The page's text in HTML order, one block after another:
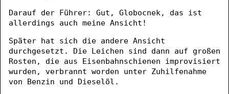
Darauf der Führer: Gut, Globocnek, das ist
allerdings auch meine Ansicht!
Später hat sich die andere Ansicht
durchgesetzt. Die Leichen sind dann auf großen
Rosten, die aus Eisenbahnschienen improvisiert
wurden, verbrannt worden unter Zuhilfenahme
von Benzin und Dieselöl.